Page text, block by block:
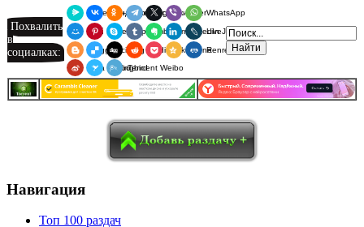
Похвалить
в
социалках:
Я.Мессенджер
ВКонтакте
Одноклассники
Telegram
X ViberWhatsApp
Мой МирPinterest
SkypeTumblrEvernoteLinkedInLiveJournal
BloggerDelicious
Digg redditPocketQzoneRenren
Sina Weibo
SurfingbirdTencent Weibo
Навигация
Топ 100 раздач